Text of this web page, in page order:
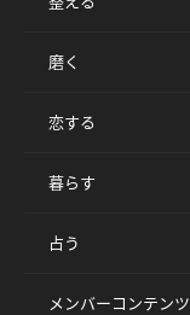
磨く
恋する
暮らす
占う
メンバーコンテンツ